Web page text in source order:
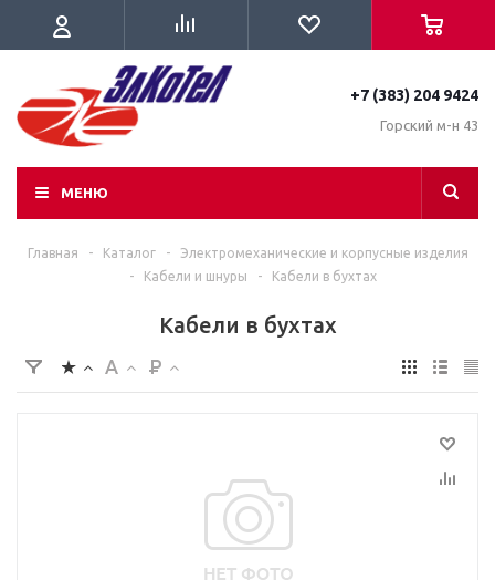
+7 (383) 204 9424
Горский м-н 43
МЕНЮ
Главная - Каталог -
Электромеханические и корпусные изделия
-
Кабели и шнуры - Кабели в бухтах
Кабели в бухтах